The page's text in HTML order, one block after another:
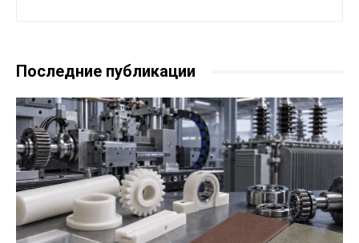
Последние публикации